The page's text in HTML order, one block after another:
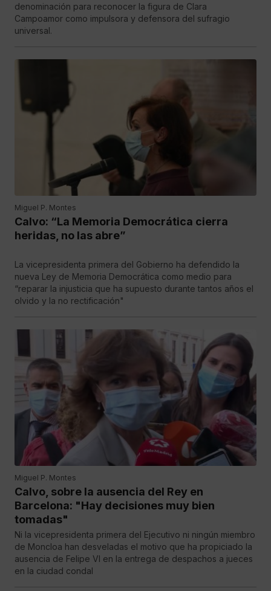
denominación para reconocer la figura de Clara
Campoamor como impulsora y defensora del sufragio
universal.
Miguel P. Montes
Calvo: “La Memoria Democrática cierra
heridas, no las abre”
La vicepresidenta primera del Gobierno ha defendido la
nueva Ley de Memoria Democrática como medio para
“reparar la injusticia que ha supuesto durante tantos años el
olvido y la no rectificación"
Miguel P. Montes
Calvo, sobre la ausencia del Rey en
Barcelona: "Hay decisiones muy bien
tomadas"
Ni la vicepresidenta primera del Ejecutivo ni ningún miembro
de Moncloa han desveladas el motivo que ha propiciado la
ausencia de Felipe VI en la entrega de despachos a jueces
en la ciudad condal